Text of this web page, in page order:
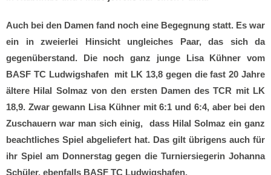
Auch bei den Damen fand noch eine Begegnung statt. Es war
ein in zweierlei Hinsicht ungleiches Paar, das sich da
gegenüberstand. Die noch ganz junge Lisa Kühner vom
BASF TC Ludwigshafen mit LK 13,8 gegen die fast 20 Jahre
ältere Hilal Solmaz von den ersten Damen des TCR mit LK
18,9. Zwar gewann Lisa Kühner mit 6:1 und 6:4, aber bei den
Zuschauern war man sich einig, dass Hilal Solmaz ein ganz
beachtliches Spiel abgeliefert hat. Das gilt übrigens auch für
ihr Spiel am Donnerstag gegen die Turniersiegerin Johanna
Schüler, ebenfalls BASF TC Ludwigshafen.